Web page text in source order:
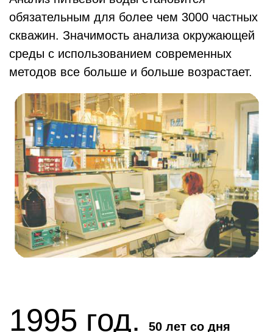
обязательным для более чем 3000 частных
скважин. Значимость анализа окружающей
среды с использованием современных
методов все больше и больше возрастает.
1995 год. 50 лет со дня